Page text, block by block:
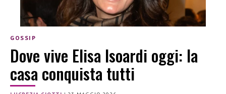
GOSSIP
Dove vive Elisa Isoardi oggi: la
casa conquista tutti